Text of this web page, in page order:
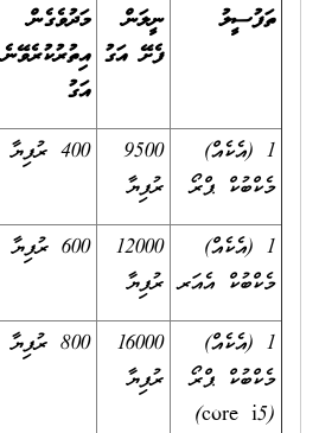
ތަފުސީލު
ނީލަން
ފެށޭ އަގު
މަދުވެގެން
އިތުރުކުރެވޭނެ
އަގު
1 (އެކެއް)
މެކްބުކް ޕްރޯ
9500
ރުފިޔާ
400 ރުފިޔާ
1 (އެކެއް)
މެކްބުކް އެއަރ
12000
ރުފިޔާ
600 ރުފިޔާ
1 (އެކެއް)
މެކްބުކް ޕްރޯ
(core i5)
16000
ރުފިޔާ
800 ރުފިޔާ